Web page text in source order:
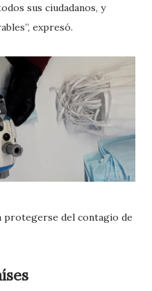
sus ciudadanos, y
expresó.
protegerse del contagio de